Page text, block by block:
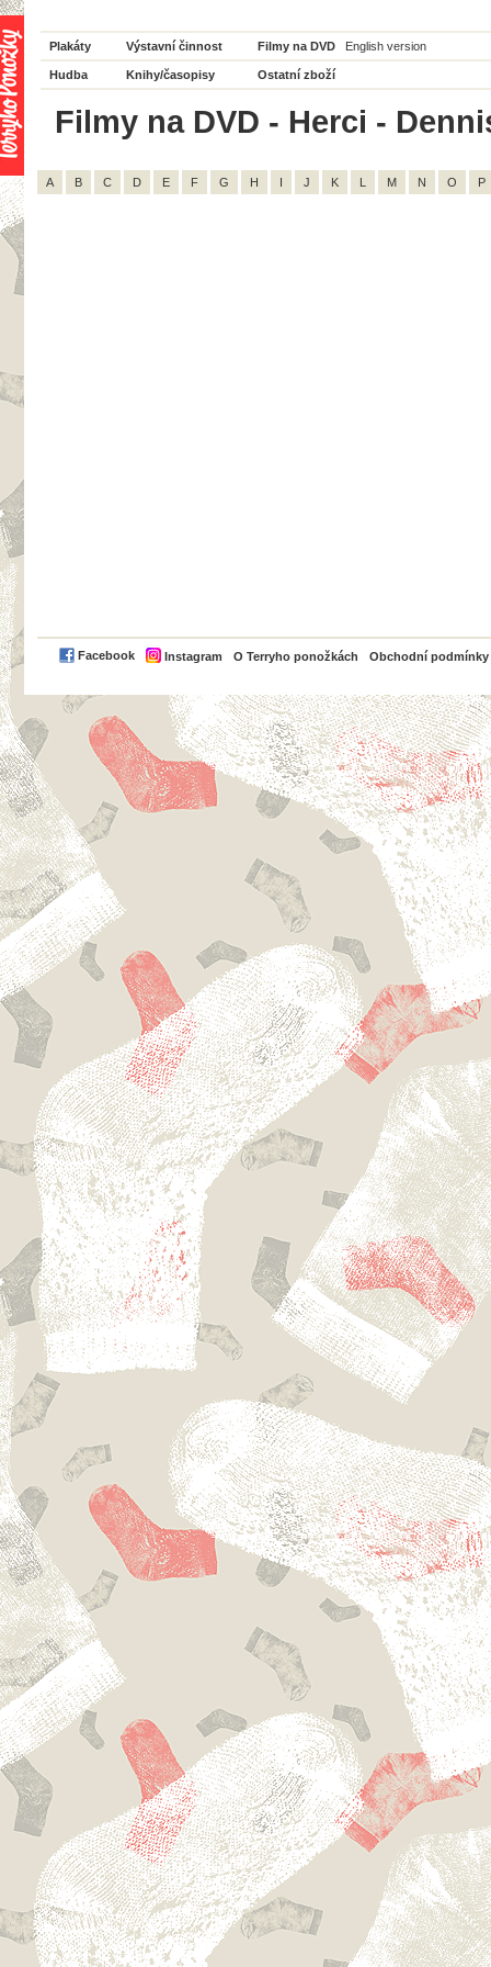
Plakáty Výstavní činnost Filmy na DVD English version
Hudba Knihy/časopisy Ostatní zboží
Filmy na DVD - Herci -
A B C D E F G H I J K L M N O P
Facebook Instagram O Terryho ponožkách Obchodní podmínky
PayPal